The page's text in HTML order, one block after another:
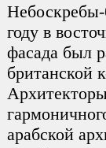
году в
фасада был
британской
арабской